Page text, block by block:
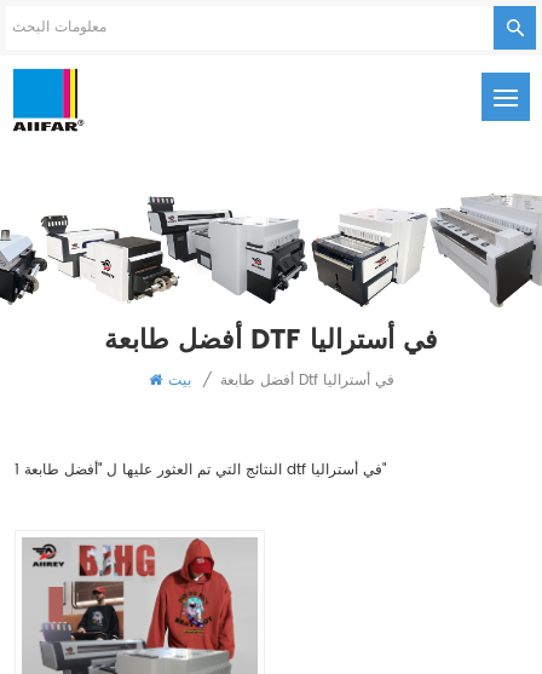
أفضل طابعة DTF في أستراليا
بيت / أفضل طابعة Dtf في أستراليا
1 النتائج التي تم العثور عليها ل "أفضل طابعة dtf في أستراليا"